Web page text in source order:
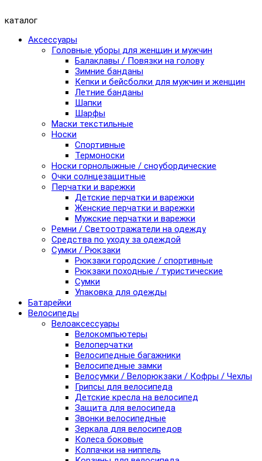
каталог
Аксессуары
Головные уборы для женщин и мужчин
Балаклавы / Повязки на голову
Зимние банданы
Кепки и бейсболки для мужчин и женщин
Летние банданы
Шапки
Шарфы
Маски текстильные
Носки
Спортивные
Термоноски
Носки горнолыжные / сноубордические
Очки солнцезащитные
Перчатки и варежки
Детские перчатки и варежки
Женские перчатки и варежки
Мужские перчатки и варежки
Ремни / Светоотражатели на одежду
Средства по уходу за одеждой
Сумки / Рюкзаки
Рюкзаки городские / спортивные
Рюкзаки походные / туристические
Сумки
Упаковка для одежды
Батарейки
Велосипеды
Велоаксессуары
Велокомпьютеры
Велоперчатки
Велосипедные багажники
Велосипедные замки
Велосумки / Велорюкзаки / Кофры / Чехлы
Грипсы для велосипеда
Детские кресла на велосипед
Защита для велосипеда
Звонки велосипедные
Зеркала для велосипедов
Колеса боковые
Колпачки на ниппель